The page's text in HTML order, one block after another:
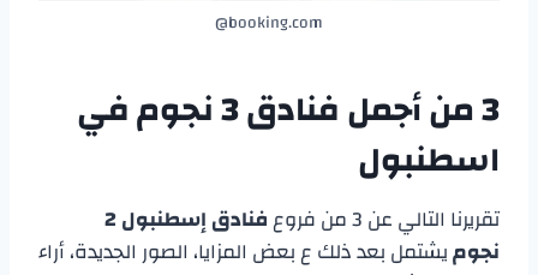
booking.com@
3 من أجمل
فنادق 3 نجوم في
اسطنبول
تقريرنا التالي عن 3 من فروع
فنادق إسطنبول 2
نجوميشتمل بعد ذلك ع بعض المزايا، الصور الجديدة، أراء